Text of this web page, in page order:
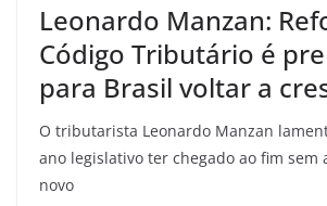
Leonardo Manzan:
Código Tributário é
para Brasil voltar a
O tributarista Leonardo Manzan
ano legislativo ter chegado ao fim sem
novo